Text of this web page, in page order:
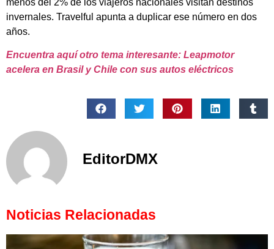
invernales. Travelful apunta a duplicar ese número en dos
años.
Encuentra aquí otro tema interesante: Leapmotor
acelera en Brasil y Chile con sus autos eléctricos
EditorDMX
Noticias Relacionadas